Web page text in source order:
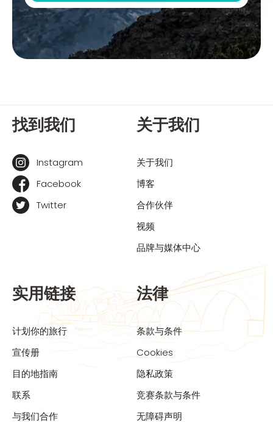
找到我们
Instagram
Facebook
Twitter
关于我们
关于我们
博客
合作伙伴
视频
品牌与媒体中心
实用链接
计划你的旅行
宣传册
目的地指南
联系
与我们合作
法律
条款与条件
Cookies
隐私政策
竞赛条款与条件
无障碍声明